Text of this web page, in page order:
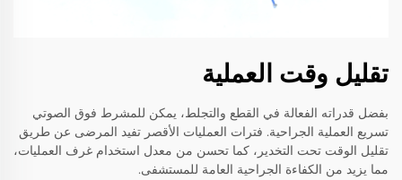
تقليل وقت العملية
بفضل قدراته الفعالة في القطع والتجلط، يمكن للمشرط فوق الصوتي
تسريع العملية الجراحية. فترات العمليات الأقصر تفيد المرضى عن طريق
تقليل الوقت تحت التخدير، كما تحسن من معدل استخدام غرف العمليات،
مما يزيد من الكفاءة الجراحية العامة للمستشفى.